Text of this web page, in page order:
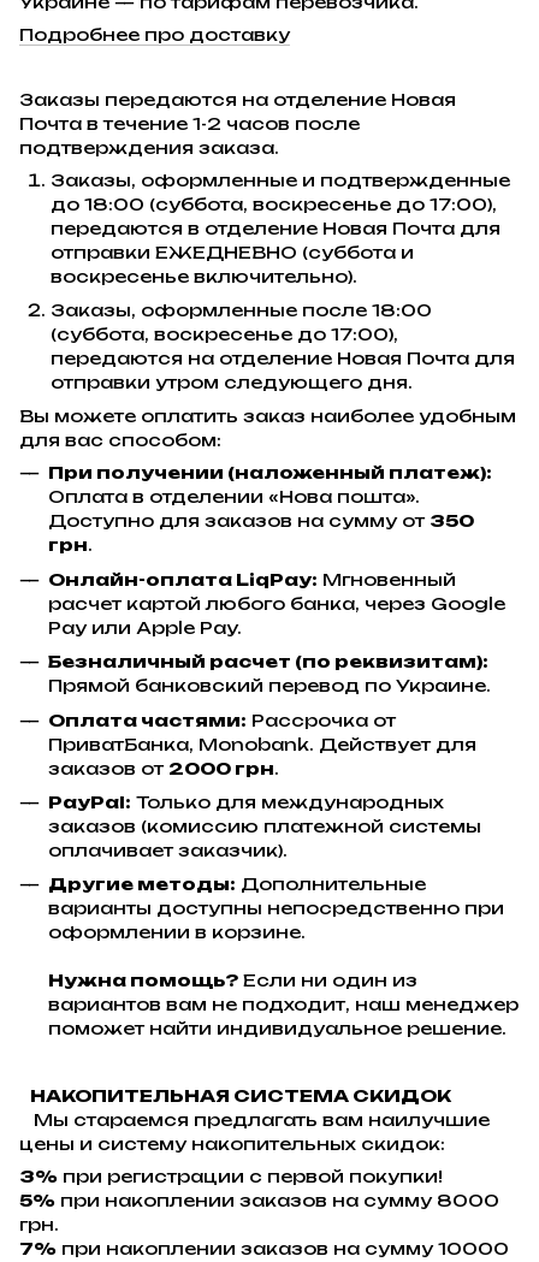
Подробнее про доставку
Заказы передаются на отделение Новая
Почта в течение 1-2 часов после
подтверждения заказа.
Заказы, оформленные и подтвержденные
до 18:00 (суббота, воскресенье до 17:00),
передаются в отделение Новая Почта для
отправки ЕЖЕДНЕВНО (суббота и
воскресенье включительно).
Заказы, оформленные после 18:00
(суббота, воскресенье до 17:00),
передаются на отделение Новая Почта для
отправки утром следующего дня.
Вы можете оплатить заказ наиболее удобным
для вас способом:
При получении (наложенный платеж):
Оплата в отделении «Нова пошта».
Доступно для заказов на сумму от 350
грн.
Онлайн-оплата LiqPay: Мгновенный
расчет картой любого банка, через Google
Pay или Apple Pay.
Безналичный расчет (по реквизитам):
Прямой банковский перевод по Украине.
Оплата частями: Рассрочка от
ПриватБанка, Monobank. Действует для
заказов от 2000 грн.
PayPal: Только для международных
заказов (комиссию платежной системы
оплачивает заказчик).
Другие методы: Дополнительные
варианты доступны непосредственно при
оформлении в корзине.
Нужна помощь? Если ни один из
вариантов вам не подходит, наш менеджер
поможет найти индивидуальное решение.
НАКОПИТЕЛЬНАЯ СИСТЕМА СКИДОК
Мы стараемся предлагать вам наилучшие
цены и систему накопительных скидок:
3% при регистрации с первой покупки!
5% при накоплении заказов на сумму 8000
грн.
7% при накоплении заказов на сумму 10000